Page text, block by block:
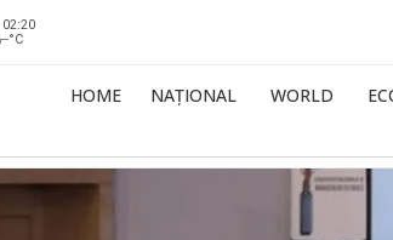
--°C
HOME NAȚIONAL WORLD